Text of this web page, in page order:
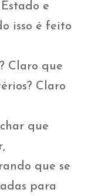
e
isso é feito
Claro que
Claro
que
que se
para